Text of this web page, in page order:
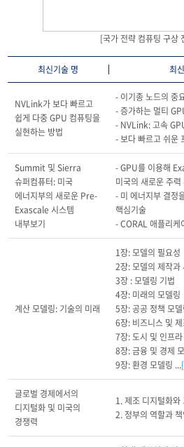
[국가 전략 컴퓨팅 구상
최신기술 명 최
NVLink가 보다 빠르고
쉽게 다중 GPU 컴퓨팅을
실현하는 방법
- 이기종 노드의 중
- 증가하는 멀티
- NVLink: 고속
- 보다 빠르고 쉬운
Summit 및 Sierra
슈퍼컴퓨터: 미국
에너지부의 새로운 Pre-
Exascale 시스템
내부보기
- GPU를 이용해
미국의 새로운 주력
- 미 에너지부 결정
핵심기술
- CORAL 애플리케
계산 모델링: 기술의 미래
1장: 모델의 필요성
2장: 모델의 제작과
3장 : 모델링 기법
4장: 미래의 모델링
5장: 공공 정책 모델
6장: 비즈니스 및
7장: 도시 및 인프
8장: 금융 및 경제
9장: 환경 모델링 ...
글로벌 경제에서의
디지털화 및 미국의
경쟁력
1. 제조 디지털화와
2. 정부의 역할과